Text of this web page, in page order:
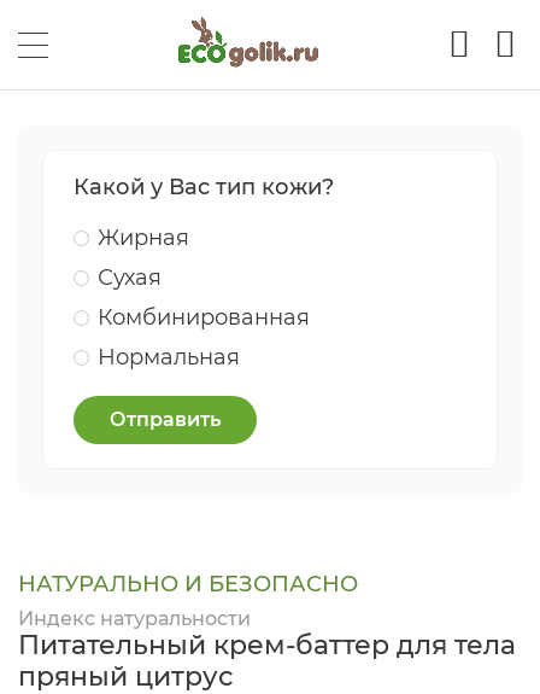
Какой у Вас тип кожи?
Жирная
Сухая
Комбинированная
Нормальная
Отправить
НАТУРАЛЬНО И БЕЗОПАСНО
Индекс натуральности
Питательный крем-баттер для тела
пряный цитрус